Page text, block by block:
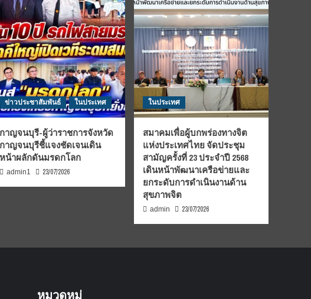
ข่าวประชาสัมพันธ์ ในประเทศ
กาญจนบุรี-ผู้ว่าราชการจังหวัด
กาญจนบุรีชี้แจงชัดเจนเดิน
หน้าผลักดันมรดกโลก
admin1 23/07/2026
ในประเทศ
สมาคมเพื่อผู้บกพร่องทางจิต
แห่งประเทศไทย จัดประชุม
สามัญครั้งที่ 23 ประจำปี 2568
เดินหน้าพัฒนาเครือข่ายและ
ยกระดับการดำเนินงานด้าน
สุขภาพจิต
admin 23/07/2026
หมวดหมู่